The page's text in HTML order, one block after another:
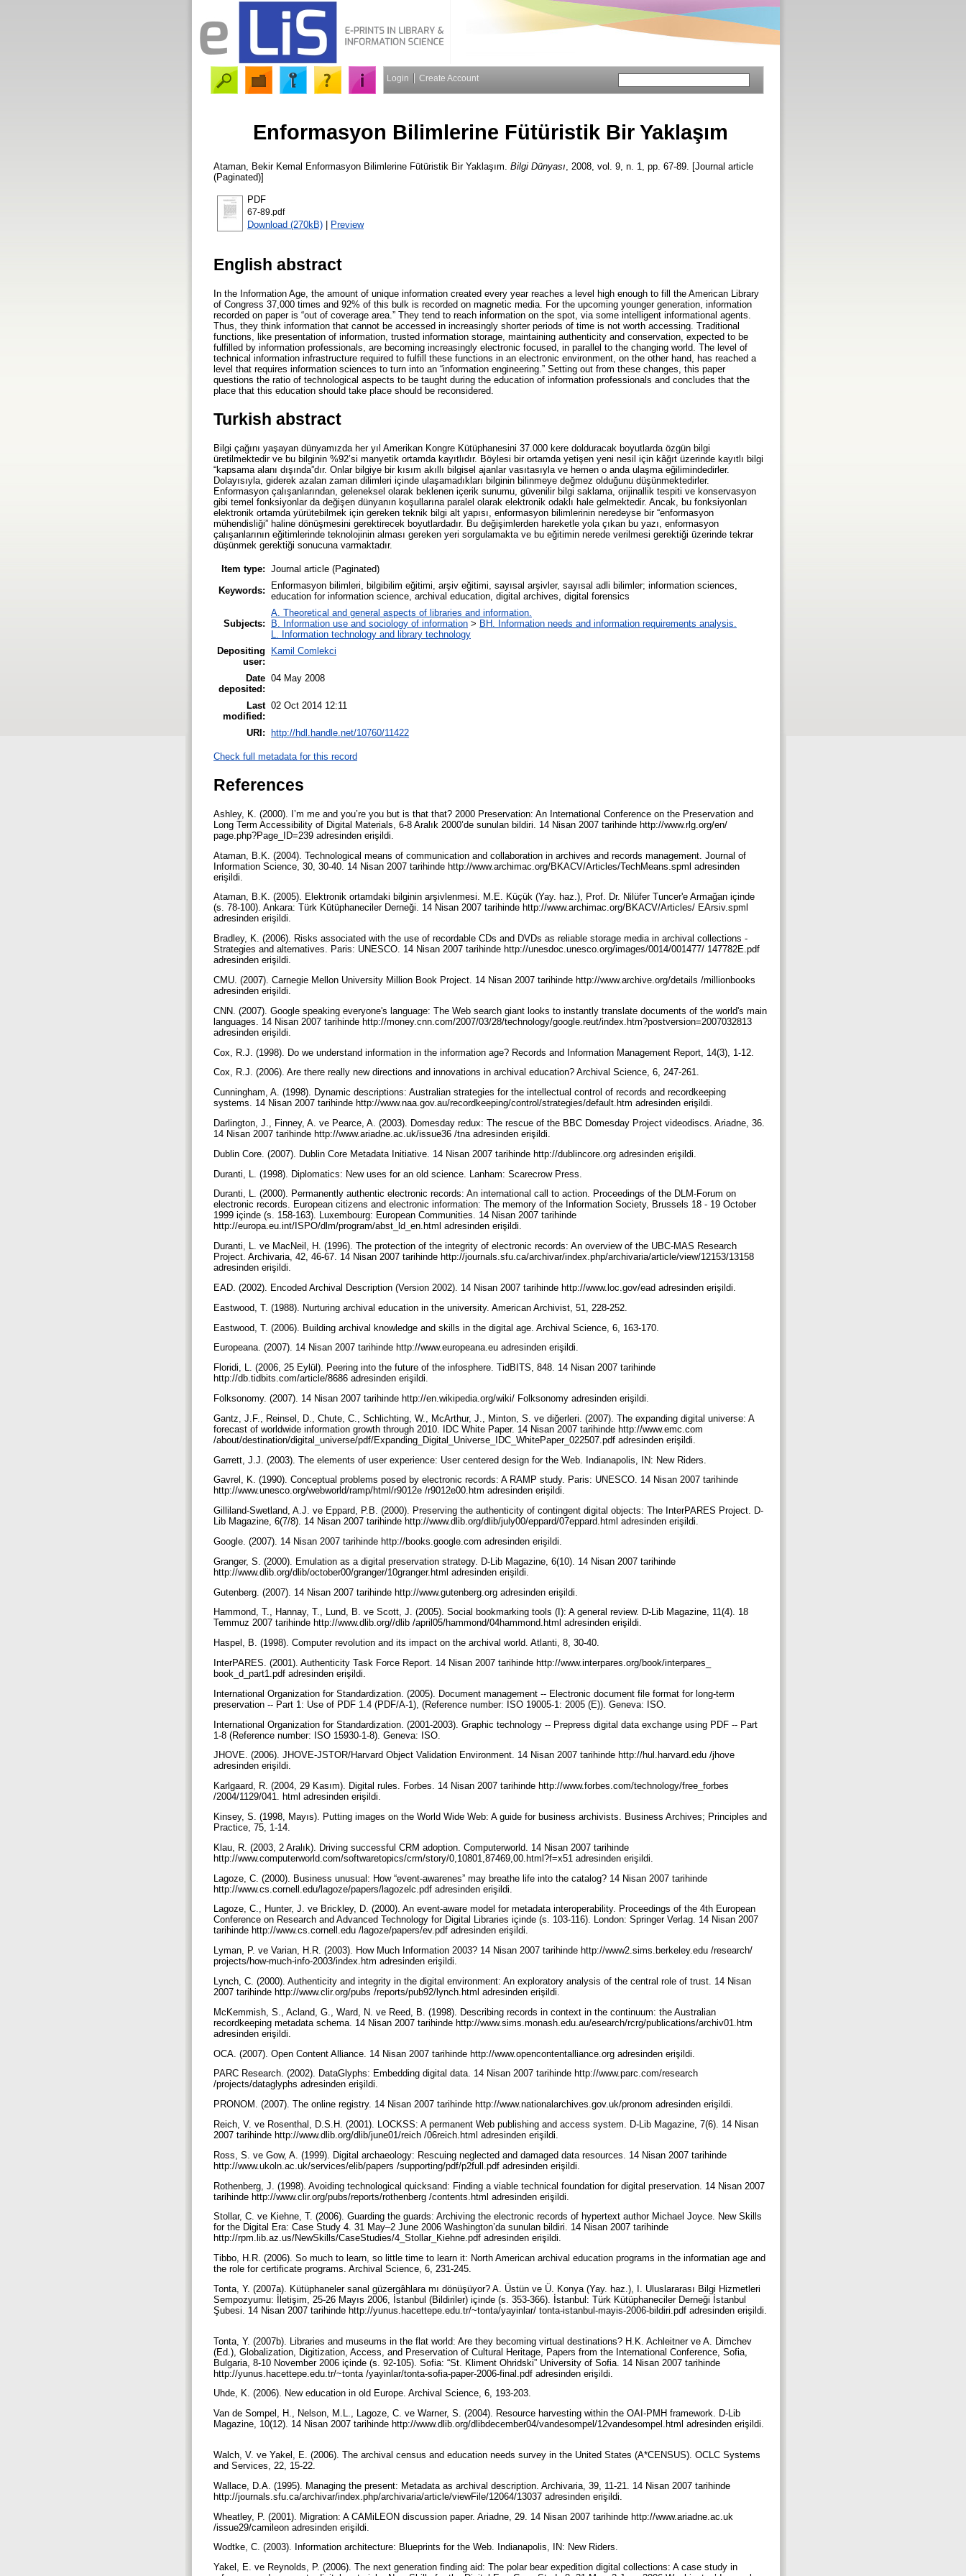
Login Create Account
Enformasyon Bilimlerine Fütüristik Bir Yaklaşım
Ataman, Bekir Kemal Enformasyon Bilimlerine Fütüristik Bir Yaklaşım. Bilgi Dünyası , 2008, vol. 9, n. 1, pp. 67-89. [Journal article
(Paginated)]
PDF
67-89.pdf
Download (270kB) | Preview
English abstract
In the Information Age, the amount of unique information created every year reaches a level high enough to fill the American Library
of Congress 37,000 times and 92% of this bulk is recorded on magnetic media. For the upcoming younger generation, information
recorded on paper is “out of coverage area.” They tend to reach information on the spot, via some intelligent informational agents.
Thus, they think information that cannot be accessed in increasingly shorter periods of time is not worth accessing. Traditional
functions, like presentation of information, trusted information storage, maintaining authenticity and conservation, expected to be
fulfilled by information professionals, are becoming increasingly electronic focused, in parallel to the changing world. The level of
technical information infrastructure required to fulfill these functions in an electronic environment, on the other hand, has reached a
level that requires information sciences to turn into an “information engineering.” Setting out from these changes, this paper
questions the ratio of technological aspects to be taught during the education of information professionals and concludes that the
place that this education should take place should be reconsidered.
Turkish abstract
Bilgi çağını yaşayan dünyamızda her yıl Amerikan Kongre Kütüphanesini 37.000 kere dolduracak boyutlarda özgün bilgi
üretilmektedir ve bu bilginin %92’si manyetik ortamda kayıtlıdır. Böylesi bir ortamda yetişen yeni nesil için kâğıt üzerinde kayıtlı bilgi
“kapsama alanı dışında”dır. Onlar bilgiye bir kısım akıllı bilgisel ajanlar vasıtasıyla ve hemen o anda ulaşma eğilimindedirler.
Dolayısıyla, giderek azalan zaman dilimleri içinde ulaşamadıkları bilginin bilinmeye değmez olduğunu düşünmektedirler.
Enformasyon çalışanlarından, geleneksel olarak beklenen içerik sunumu, güvenilir bilgi saklama, orijinallik tespiti ve konservasyon
gibi temel fonksiyonlar da değişen dünyanın koşullarına paralel olarak elektronik odaklı hale gelmektedir. Ancak, bu fonksiyonları
elektronik ortamda yürütebilmek için gereken teknik bilgi alt yapısı, enformasyon bilimlerinin neredeyse bir “enformasyon
mühendisliği” haline dönüşmesini gerektirecek boyutlardadır. Bu değişimlerden hareketle yola çıkan bu yazı, enformasyon
çalışanlarının eğitimlerinde teknolojinin alması gereken yeri sorgulamakta ve bu eğitimin nerede verilmesi gerektiği üzerinde tekrar
düşünmek gerektiği sonucuna varmaktadır.
Item type: Journal article (Paginated)
Keywords:
Enformasyon bilimleri, bilgibilim eğitimi, arşiv eğitimi, sayısal arşivler, sayısal adli bilimler; information sciences,
education for information science, archival education, digital archives, digital forensics
Subjects:
A. Theoretical and general aspects of libraries and information.
B. Information use and sociology of information > BH. Information needs and information requirements analysis.
L. Information technology and library technology
Depositing
user:
Kamil Comlekci
Date
deposited:
04 May 2008
Last
modified:
02 Oct 2014 12:11
URI: http://hdl.handle.net/10760/11422
Check full metadata for this record
References
Ashley, K. (2000). I’m me and you’re you but is that that? 2000 Preservation: An International Conference on the Preservation and
Long Term Accessibility of Digital Materials, 6-8 Aralık 2000’de sunulan bildiri. 14 Nisan 2007 tarihinde http://www.rlg.org/en/
page.php?Page_ID=239 adresinden erişildi.
Ataman, B.K. (2004). Technological means of communication and collaboration in archives and records management. Journal of
Information Science, 30, 30-40. 14 Nisan 2007 tarihinde http://www.archimac.org/BKACV/Articles/TechMeans.spml adresinden
erişildi.
Ataman, B.K. (2005). Elektronik ortamdaki bilginin arşivlenmesi. M.E. Küçük (Yay. haz.), Prof. Dr. Nilüfer Tuncer'e Armağan içinde
(s. 78-100). Ankara: Türk Kütüphaneciler Derneği. 14 Nisan 2007 tarihinde http://www.archimac.org/BKACV/Articles/ EArsiv.spml
adresinden erişildi.
Bradley, K. (2006). Risks associated with the use of recordable CDs and DVDs as reliable storage media in archival collections -
Strategies and alternatives. Paris: UNESCO. 14 Nisan 2007 tarihinde http://unesdoc.unesco.org/images/0014/001477/ 147782E.pdf
adresinden erişildi.
CMU. (2007). Carnegie Mellon University Million Book Project. 14 Nisan 2007 tarihinde http://www.archive.org/details /millionbooks
adresinden erişildi.
CNN. (2007). Google speaking everyone's language: The Web search giant looks to instantly translate documents of the world's main
languages. 14 Nisan 2007 tarihinde http://money.cnn.com/2007/03/28/technology/google.reut/index.htm?postversion=2007032813
adresinden erişildi.
Cox, R.J. (1998). Do we understand information in the information age? Records and Information Management Report, 14(3), 1-12.
Cox, R.J. (2006). Are there really new directions and innovations in archival education? Archival Science, 6, 247-261.
Cunningham, A. (1998). Dynamic descriptions: Australian strategies for the intellectual control of records and recordkeeping
systems. 14 Nisan 2007 tarihinde http://www.naa.gov.au/recordkeeping/control/strategies/default.htm adresinden erişildi.
Darlington, J., Finney, A. ve Pearce, A. (2003). Domesday redux: The rescue of the BBC Domesday Project videodiscs. Ariadne, 36.
14 Nisan 2007 tarihinde http://www.ariadne.ac.uk/issue36 /tna adresinden erişildi.
Dublin Core. (2007). Dublin Core Metadata Initiative. 14 Nisan 2007 tarihinde http://dublincore.org adresinden erişildi.
Duranti, L. (1998). Diplomatics: New uses for an old science. Lanham: Scarecrow Press.
Duranti, L. (2000). Permanently authentic electronic records: An international call to action. Proceedings of the DLM-Forum on
electronic records. European citizens and electronic information: The memory of the Information Society, Brussels 18 - 19 October
1999 içinde (s. 158-163). Luxembourg: European Communities. 14 Nisan 2007 tarihinde
http://europa.eu.int/ISPO/dlm/program/abst_ld_en.html adresinden erişildi.
Duranti, L. ve MacNeil, H. (1996). The protection of the integrity of electronic records: An overview of the UBC-MAS Research
Project. Archivaria, 42, 46-67. 14 Nisan 2007 tarihinde http://journals.sfu.ca/archivar/index.php/archivaria/article/view/12153/13158
adresinden erişildi.
EAD. (2002). Encoded Archival Description (Version 2002). 14 Nisan 2007 tarihinde http://www.loc.gov/ead adresinden erişildi.
Eastwood, T. (1988). Nurturing archival education in the university. American Archivist, 51, 228-252.
Eastwood, T. (2006). Building archival knowledge and skills in the digital age. Archival Science, 6, 163-170.
Europeana. (2007). 14 Nisan 2007 tarihinde http://www.europeana.eu adresinden erişildi.
Floridi, L. (2006, 25 Eylül). Peering into the future of the infosphere. TidBITS, 848. 14 Nisan 2007 tarihinde
http://db.tidbits.com/article/8686 adresinden erişildi.
Folksonomy. (2007). 14 Nisan 2007 tarihinde http://en.wikipedia.org/wiki/ Folksonomy adresinden erişildi.
Gantz, J.F., Reinsel, D., Chute, C., Schlichting, W., McArthur, J., Minton, S. ve diğerleri. (2007). The expanding digital universe: A
forecast of worldwide information growth through 2010. IDC White Paper. 14 Nisan 2007 tarihinde http://www.emc.com
/about/destination/digital_universe/pdf/Expanding_Digital_Universe_IDC_WhitePaper_022507.pdf adresinden erişildi.
Garrett, J.J. (2003). The elements of user experience: User centered design for the Web. Indianapolis, IN: New Riders.
Gavrel, K. (1990). Conceptual problems posed by electronic records: A RAMP study. Paris: UNESCO. 14 Nisan 2007 tarihinde
http://www.unesco.org/webworld/ramp/html/r9012e /r9012e00.htm adresinden erişildi.
Gilliland-Swetland, A.J. ve Eppard, P.B. (2000). Preserving the authenticity of contingent digital objects: The InterPARES Project. D-
Lib Magazine, 6(7/8). 14 Nisan 2007 tarihinde http://www.dlib.org/dlib/july00/eppard/07eppard.html adresinden erişildi.
Google. (2007). 14 Nisan 2007 tarihinde http://books.google.com adresinden erişildi.
Granger, S. (2000). Emulation as a digital preservation strategy. D-Lib Magazine, 6(10). 14 Nisan 2007 tarihinde
http://www.dlib.org/dlib/october00/granger/10granger.html adresinden erişildi.
Gutenberg. (2007). 14 Nisan 2007 tarihinde http://www.gutenberg.org adresinden erişildi.
Hammond, T., Hannay, T., Lund, B. ve Scott, J. (2005). Social bookmarking tools (I): A general review. D-Lib Magazine, 11(4). 18
Temmuz 2007 tarihinde http://www.dlib.org//dlib /april05/hammond/04hammond.html adresinden erişildi.
Haspel, B. (1998). Computer revolution and its impact on the archival world. Atlanti, 8, 30-40.
InterPARES. (2001). Authenticity Task Force Report. 14 Nisan 2007 tarihinde http://www.interpares.org/book/interpares_
book_d_part1.pdf adresinden erişildi.
International Organization for Standardization. (2005). Document management -- Electronic document file format for long-term
preservation -- Part 1: Use of PDF 1.4 (PDF/A-1), (Reference number: ISO 19005-1: 2005 (E)). Geneva: ISO.
International Organization for Standardization. (2001-2003). Graphic technology -- Prepress digital data exchange using PDF -- Part
1-8 (Reference number: ISO 15930-1-8). Geneva: ISO.
JHOVE. (2006). JHOVE-JSTOR/Harvard Object Validation Environment. 14 Nisan 2007 tarihinde http://hul.harvard.edu /jhove
adresinden erişildi.
Karlgaard, R. (2004, 29 Kasım). Digital rules. Forbes. 14 Nisan 2007 tarihinde http://www.forbes.com/technology/free_forbes
/2004/1129/041. html adresinden erişildi.
Kinsey, S. (1998, Mayıs). Putting images on the World Wide Web: A guide for business archivists. Business Archives; Principles and
Practice, 75, 1-14.
Klau, R. (2003, 2 Aralık). Driving successful CRM adoption. Computerworld. 14 Nisan 2007 tarihinde
http://www.computerworld.com/softwaretopics/crm/story/0,10801,87469,00.html?f=x51 adresinden erişildi.
Lagoze, C. (2000). Business unusual: How “event-awarenes” may breathe life into the catalog? 14 Nisan 2007 tarihinde
http://www.cs.cornell.edu/lagoze/papers/lagozelc.pdf adresinden erişildi.
Lagoze, C., Hunter, J. ve Brickley, D. (2000). An event-aware model for metadata interoperability. Proceedings of the 4th European
Conference on Research and Advanced Technology for Digital Libraries içinde (s. 103-116). London: Springer Verlag. 14 Nisan 2007
tarihinde http://www.cs.cornell.edu /lagoze/papers/ev.pdf adresinden erişildi.
Lyman, P. ve Varian, H.R. (2003). How Much Information 2003? 14 Nisan 2007 tarihinde http://www2.sims.berkeley.edu /research/
projects/how-much-info-2003/index.htm adresinden erişildi.
Lynch, C. (2000). Authenticity and integrity in the digital environment: An exploratory analysis of the central role of trust. 14 Nisan
2007 tarihinde http://www.clir.org/pubs /reports/pub92/lynch.html adresinden erişildi.
McKemmish, S., Acland, G., Ward, N. ve Reed, B. (1998). Describing records in context in the continuum: the Australian
recordkeeping metadata schema. 14 Nisan 2007 tarihinde http://www.sims.monash.edu.au/esearch/rcrg/publications/archiv01.htm
adresinden erişildi.
OCA. (2007). Open Content Alliance. 14 Nisan 2007 tarihinde http://www.opencontentalliance.org adresinden erişildi.
PARC Research. (2002). DataGlyphs: Embedding digital data. 14 Nisan 2007 tarihinde http://www.parc.com/research
/projects/dataglyphs adresinden erişildi.
PRONOM. (2007). The online registry. 14 Nisan 2007 tarihinde http://www.nationalarchives.gov.uk/pronom adresinden erişildi.
Reich, V. ve Rosenthal, D.S.H. (2001). LOCKSS: A permanent Web publishing and access system. D-Lib Magazine, 7(6). 14 Nisan
2007 tarihinde http://www.dlib.org/dlib/june01/reich /06reich.html adresinden erişildi.
Ross, S. ve Gow, A. (1999). Digital archaeology: Rescuing neglected and damaged data resources. 14 Nisan 2007 tarihinde
http://www.ukoln.ac.uk/services/elib/papers /supporting/pdf/p2full.pdf adresinden erişildi.
Rothenberg, J. (1998). Avoiding technological quicksand: Finding a viable technical foundation for digital preservation. 14 Nisan 2007
tarihinde http://www.clir.org/pubs/reports/rothenberg /contents.html adresinden erişildi.
Stollar, C. ve Kiehne, T. (2006). Guarding the guards: Archiving the electronic records of hypertext author Michael Joyce. New Skills
for the Digital Era: Case Study 4. 31 May–2 June 2006 Washington’da sunulan bildiri. 14 Nisan 2007 tarihinde
http://rpm.lib.az.us/NewSkills/CaseStudies/4_Stollar_Kiehne.pdf adresinden erişildi.
Tibbo, H.R. (2006). So much to learn, so little time to learn it: North American archival education programs in the informatian age and
the role for certificate programs. Archival Science, 6, 231-245.
Tonta, Y. (2007a). Kütüphaneler sanal güzergâhlara mı dönüşüyor? A. Üstün ve Ü. Konya (Yay. haz.), I. Uluslararası Bilgi Hizmetleri
Sempozyumu: İletişim, 25-26 Mayıs 2006, İstanbul (Bildiriler) içinde (s. 353-366). İstanbul: Türk Kütüphaneciler Derneği İstanbul
Şubesi. 14 Nisan 2007 tarihinde http://yunus.hacettepe.edu.tr/~tonta/yayinlar/ tonta-istanbul-mayis-2006-bildiri.pdf adresinden erişildi.
Tonta, Y. (2007b). Libraries and museums in the flat world: Are they becoming virtual destinations? H.K. Achleitner ve A. Dimchev
(Ed.), Globalization, Digitization, Access, and Preservation of Cultural Heritage, Papers from the International Conference, Sofia,
Bulgaria, 8-10 November 2006 içinde (s. 92-105). Sofia: “St. Kliment Ohridski” University of Sofia. 14 Nisan 2007 tarihinde
http://yunus.hacettepe.edu.tr/~tonta /yayinlar/tonta-sofia-paper-2006-final.pdf adresinden erişildi.
Uhde, K. (2006). New education in old Europe. Archival Science, 6, 193-203.
Van de Sompel, H., Nelson, M.L., Lagoze, C. ve Warner, S. (2004). Resource harvesting within the OAI-PMH framework. D-Lib
Magazine, 10(12). 14 Nisan 2007 tarihinde http://www.dlib.org/dlibdecember04/vandesompel/12vandesompel.html adresinden erişildi.
Walch, V. ve Yakel, E. (2006). The archival census and education needs survey in the United States (A*CENSUS). OCLC Systems
and Services, 22, 15-22.
Wallace, D.A. (1995). Managing the present: Metadata as archival description. Archivaria, 39, 11-21. 14 Nisan 2007 tarihinde
http://journals.sfu.ca/archivar/index.php/archivaria/article/viewFile/12064/13037 adresinden erişildi.
Wheatley, P. (2001). Migration: A CAMiLEON discussion paper. Ariadne, 29. 14 Nisan 2007 tarihinde http://www.ariadne.ac.uk
/issue29/camileon adresinden erişildi.
Wodtke, C. (2003). Information architecture: Blueprints for the Web. Indianapolis, IN: New Riders.
Yakel, E. ve Reynolds, P. (2006). The next generation finding aid: The polar bear expedition digital collections: A case study in